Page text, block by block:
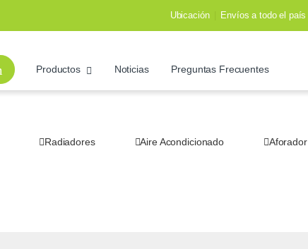
Ubicación Envíos a todo el país
Productos Noticias Preguntas Frecuentes
Radiadores Aire Acondicionado Aforador